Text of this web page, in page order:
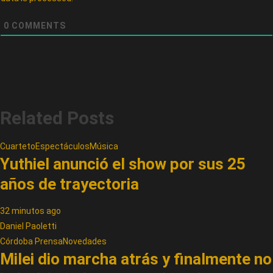
0 COMMENTS
Related Posts
CuartetoEspectáculosMúsica
Yuthiel anunció el show por sus 25
años de trayectoria
32 minutos ago
Daniel Paoletti
Córdoba PrensaNovedades
Milei dio marcha atrás y finalmente no